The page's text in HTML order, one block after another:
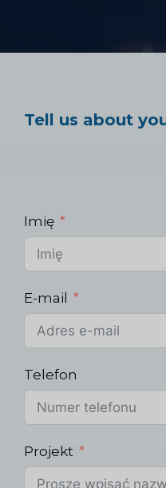
Tell us about
Imię
E-mail
Telefon
Projekt